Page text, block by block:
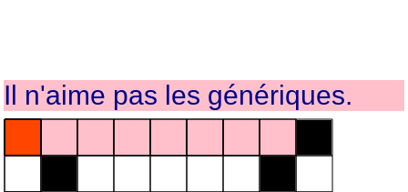
Il n'aime pas les génériques.